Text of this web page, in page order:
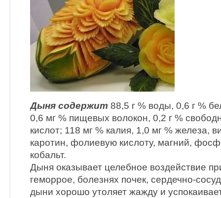
Дыня содержит 88,5 г % воды, 0,6 г %
0,6 мг % пищевых волокон, 0,2 г %
кислот; 118 мг % калия, 1,0 мг % железа,
каротин, фолиевую кислоту, магний,
кобальт.
Дыня оказывает целебное воздействие
геморрое, болезнях почек, сердечно-
дыни хорошо утоляет жажду и